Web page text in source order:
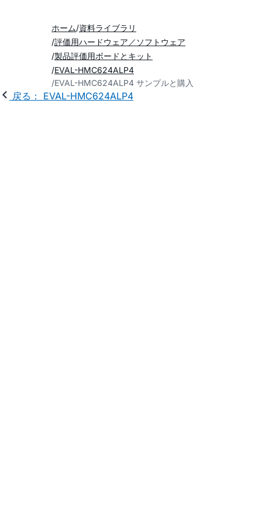
ホーム 資料ライブラリ
評価用ハードウェア／ソフトウェア
製品評価用ボードとキット
EVAL-HMC624ALP4
EVAL-HMC624ALP4 サンプルと購入
戻る： EVAL-HMC624ALP4